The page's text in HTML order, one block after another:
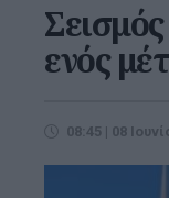
ενός
08:45 | 08